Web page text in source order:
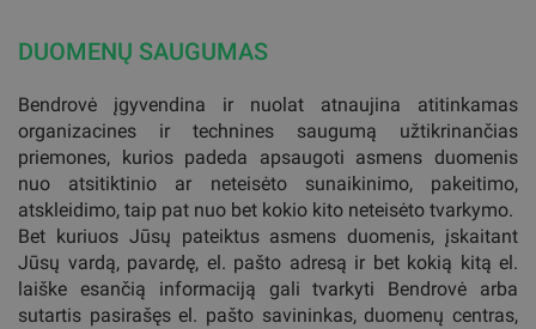
DUOMENŲ SAUGUMAS
Bendrovė įgyvendina ir nuolat atnaujina atitinkamas
organizacines ir technines saugumą užtikrinančias
priemones, kurios padeda apsaugoti asmens duomenis
nuo atsitiktinio ar neteisėto sunaikinimo, pakeitimo,
atskleidimo, taip pat nuo bet kokio kito neteisėto tvarkymo.
Bet kuriuos Jūsų pateiktus asmens duomenis, įskaitant
Jūsų vardą, pavardę, el. pašto adresą ir bet kokią kitą el.
laiške esančią informaciją gali tvarkyti Bendrovė arba
sutartis pasirašęs el. pašto savininkas, duomenų centras,